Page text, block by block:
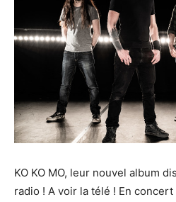
KO KO MO, leur nouvel album
radio ! A voir la télé ! En